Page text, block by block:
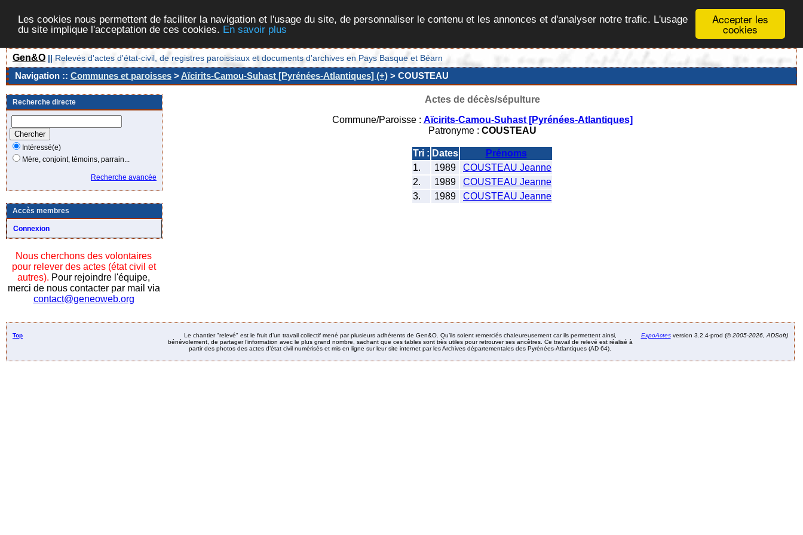
Accepter les
cookies
Les cookies nous permettent de faciliter la navigation et l'usage du site, de personnaliser le contenu et les annonces et d'analyser notre trafic. L'usage
du site implique l'acceptation de ces cookies. En savoir plus
Gen&O || Relevés d'actes d'état-civil, de registres paroissiaux et documents d'archives en Pays Basque et Béarn
Navigation :: Communes et paroisses >Aïcirits-Camou-Suhast [Pyrénées-Atlantiques] (+) > COUSTEAU
Recherche directe
Intéressé(e)
Mère, conjoint, témoins, parrain...
Recherche avancée
Accès membres
Connexion
Nous cherchons des volontaires
pour relever des actes (état civil et
autres). Pour rejoindre l'équipe,
merci de nous contacter par mail via
contact@geneoweb.org
Actes de décès/sépulture
Commune/Paroisse : Aïcirits-Camou-Suhast [Pyrénées-Atlantiques]
Patronyme : COUSTEAU
Tri : Dates
Prénoms
1.
1989
COUSTEAU Jeanne
2.
1989
COUSTEAU Jeanne
3.
1989 COUSTEAU Jeanne
Top
Le chantier "relevé" est le fruit d’un travail collectif mené par plusieurs adhérents de Gen&O. Qu’ils soient remerciés chaleureusement car ils permettent ainsi,
bénévolement, de partager l’information avec le plus grand nombre, sachant que ces tables sont très utiles pour retrouver ses ancêtres. Ce travail de relevé est réalisé à
partir des photos des actes d’état civil numérisés et mis en ligne sur leur site internet par les Archives départementales des Pyrénées-Atlantiques (AD 64).
ExpoActesversion 3.2.4-prod (©2005-2026, ADSoft)